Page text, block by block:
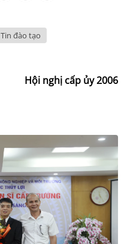
Tin đào tạo
Hội nghị cấp ủy 2006